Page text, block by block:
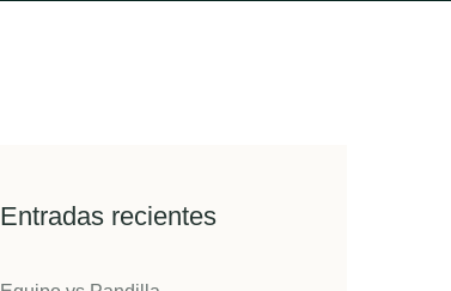
Entradas recientes